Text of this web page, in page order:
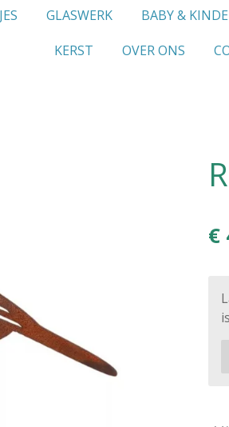
GLASWERK BABY &
KERST
OVER ONS
€